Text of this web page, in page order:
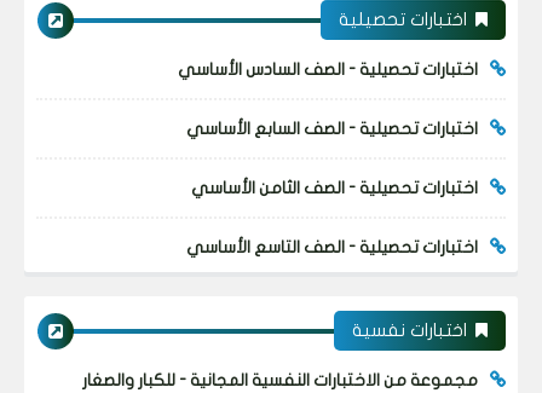
اختبارات تحصيلية
اختبارات تحصيلية - الصف السادس الأساسي
اختبارات تحصيلية - الصف السابع الأساسي
اختبارات تحصيلية - الصف الثامن الأساسي
اختبارات تحصيلية - الصف التاسع الأساسي
اختبارات نفسية
مجموعة من الاختبارات النفسية المجانية - للكبار والصغار